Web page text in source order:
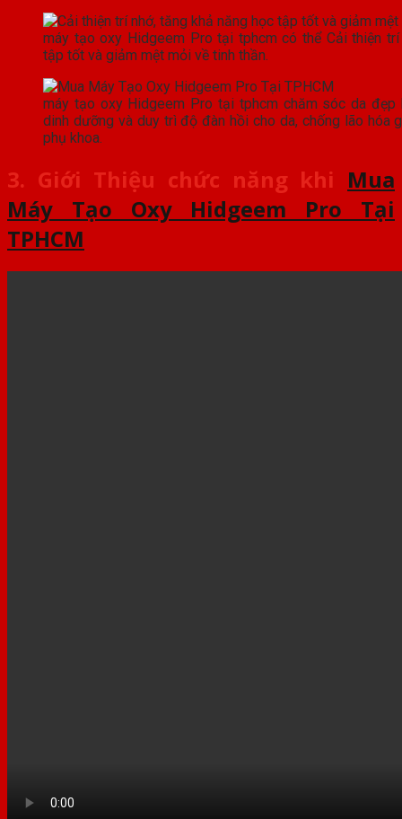
máy tạo oxy Hidgeem Pro tại tphcm có thể Cải thiện
tập tốt và giảm mệt mỏi về tinh thần.
máy tạo oxy Hidgeem Pro tại tphcm chăm sóc da đẹp
dinh dưỡng và duy trì độ đàn hồi cho da, chống lão hóa
phụ khoa.
3. Giới Thiệu chức năng khi Mua
Máy Tạo Oxy Hidgeem Pro Tại
TPHCM